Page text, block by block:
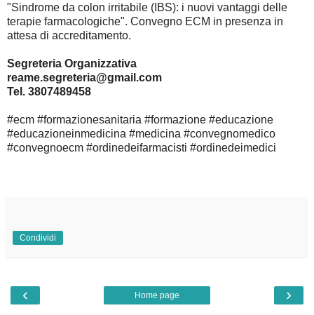
"Sindrome da colon irritabile (IBS): i nuovi vantaggi delle
terapie farmacologiche". Convegno ECM in presenza in
attesa di accreditamento.
Segreteria Organizzativa
reame.segreteria@gmail.com
Tel. 3807489458
#ecm #formazionesanitaria #formazione #educazione
#educazioneinmedicina #medicina #convegnomedico
#convegnoecm #ordinedeifarmacisti #ordinedeimedici
Condividi
‹ ›
Home page